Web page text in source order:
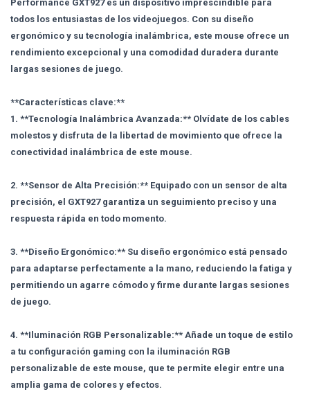
Performance GXT927 es un dispositivo imprescindible para
todos los entusiastas de los videojuegos. Con su diseño
ergonómico y su tecnología inalámbrica, este mouse ofrece un
rendimiento excepcional y una comodidad duradera durante
largas sesiones de juego.
**Características clave:**
1. **Tecnología Inalámbrica Avanzada:** Olvídate de los cables
molestos y disfruta de la libertad de movimiento que ofrece la
conectividad inalámbrica de este mouse.
2. **Sensor de Alta Precisión:** Equipado con un sensor de alta
precisión, el GXT927 garantiza un seguimiento preciso y una
respuesta rápida en todo momento.
3. **Diseño Ergonómico:** Su diseño ergonómico está pensado
para adaptarse perfectamente a la mano, reduciendo la fatiga y
permitiendo un agarre cómodo y firme durante largas sesiones
de juego.
4. **Iluminación RGB Personalizable:** Añade un toque de estilo
a tu configuración gaming con la iluminación RGB
personalizable de este mouse, que te permite elegir entre una
amplia gama de colores y efectos.